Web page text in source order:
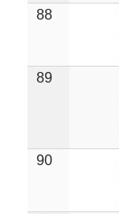
88
89
90